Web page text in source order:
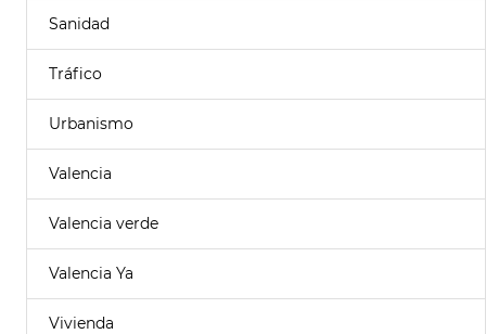
Sanidad
Tráfico
Urbanismo
Valencia
Valencia verde
Valencia Ya
Vivienda